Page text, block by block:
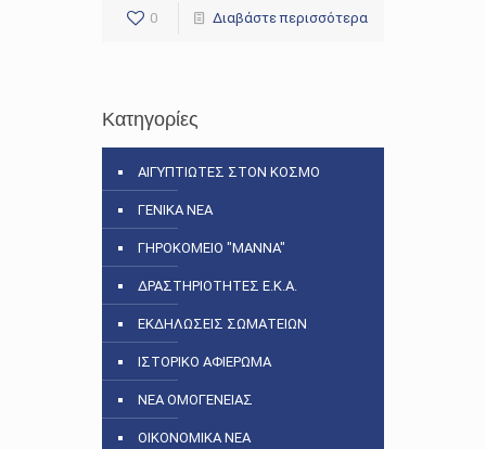
0 Διαβάστε περισσότερα
Κατηγορίες
ΑΙΓΥΠΤΙΩΤΕΣ ΣΤΟΝ ΚΟΣΜΟ
ΓΕΝΙΚΑ ΝΕΑ
ΓΗΡΟΚΟΜΕΙΟ "ΜΑΝΝΑ"
ΔΡΑΣΤΗΡΙΟΤΗΤΕΣ Ε.Κ.Α.
ΕΚΔΗΛΩΣΕΙΣ ΣΩΜΑΤΕΙΩΝ
ΙΣΤΟΡΙΚΟ ΑΦΙΕΡΩΜΑ
ΝΕΑ ΟΜΟΓΕΝΕΙΑΣ
ΟΙΚΟΝΟΜΙΚΑ ΝΕΑ